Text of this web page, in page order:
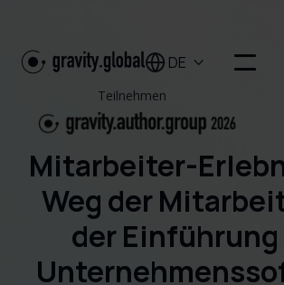
DE 
Teilnehmen
Mitarbeiter-
Weg der
der Einführung